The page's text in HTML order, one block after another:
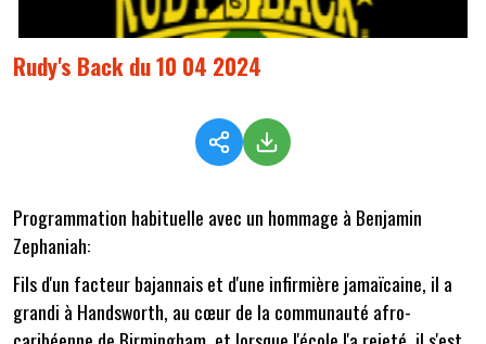
Rudy's Back du 10 04 2024
Programmation habituelle avec un hommage à Benjamin
Zephaniah:
Fils d'un facteur bajannais et d'une infirmière jamaïcaine, il a
grandi à Handsworth, au cœur de la communauté afro-